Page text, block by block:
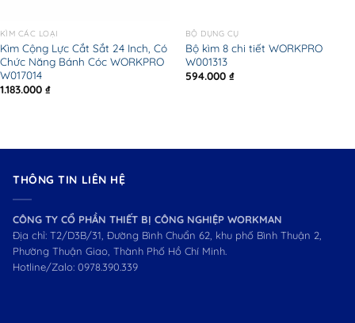
KÌM CÁC LOẠI
Kìm Cộng Lực Cắt Sắt 24 Inch, Có
Chức Năng Bánh Cóc WORKPRO
W017014
1.183.000 ₫
BỘ DỤNG CỤ
Bộ kìm 8 chi tiết WORKPRO
W001313
594.000 ₫
THÔNG TIN LIÊN HỆ
CÔNG TY CỔ PHẦN THIẾT BỊ CÔNG NGHIỆP WORKMAN
Địa chỉ: T2/D3B/31, Đường Bình Chuẩn 62, khu phố Bình Thuận 2,
Phường Thuận Giao, Thành Phố Hồ Chí Minh.
Hotline/Zalo: 0978.390.339